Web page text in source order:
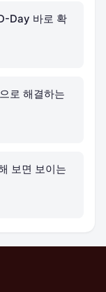
Day 바로 확
로 해결하는
보면 보이는